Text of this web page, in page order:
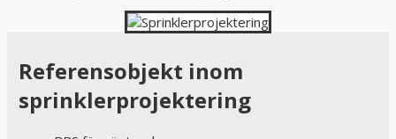
Referensobjekt inom
sprinklerprojektering